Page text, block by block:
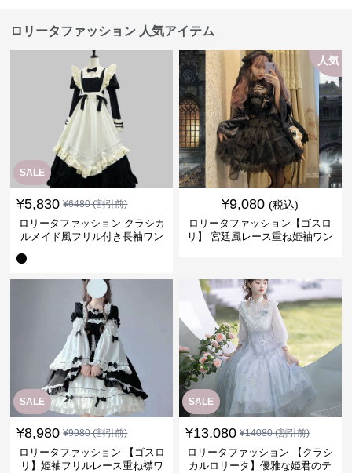
ロリータファッション 人気アイテム
SALE
¥5,830 ¥6480(割引前)
ロリータファッション クラシカ
ルメイド風フリル付き長袖ワン
人気
¥9,080 (税込)
ロリータファッション【ゴスロ
リ】 宮廷風レース重ね姫袖ワン
SALE
¥8,980 ¥9980(割引前)
ロリータファッション 【ゴスロ
リ】姫袖フリルレース重ね襟ワ
SALE
¥13,080 ¥14080(割引前)
ロリータファッション 【クラシ
カルロリータ】優雅な姫君のテ